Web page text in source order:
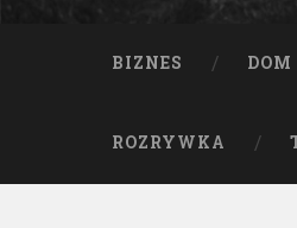
BIZNES DOM
ROZRYWKA